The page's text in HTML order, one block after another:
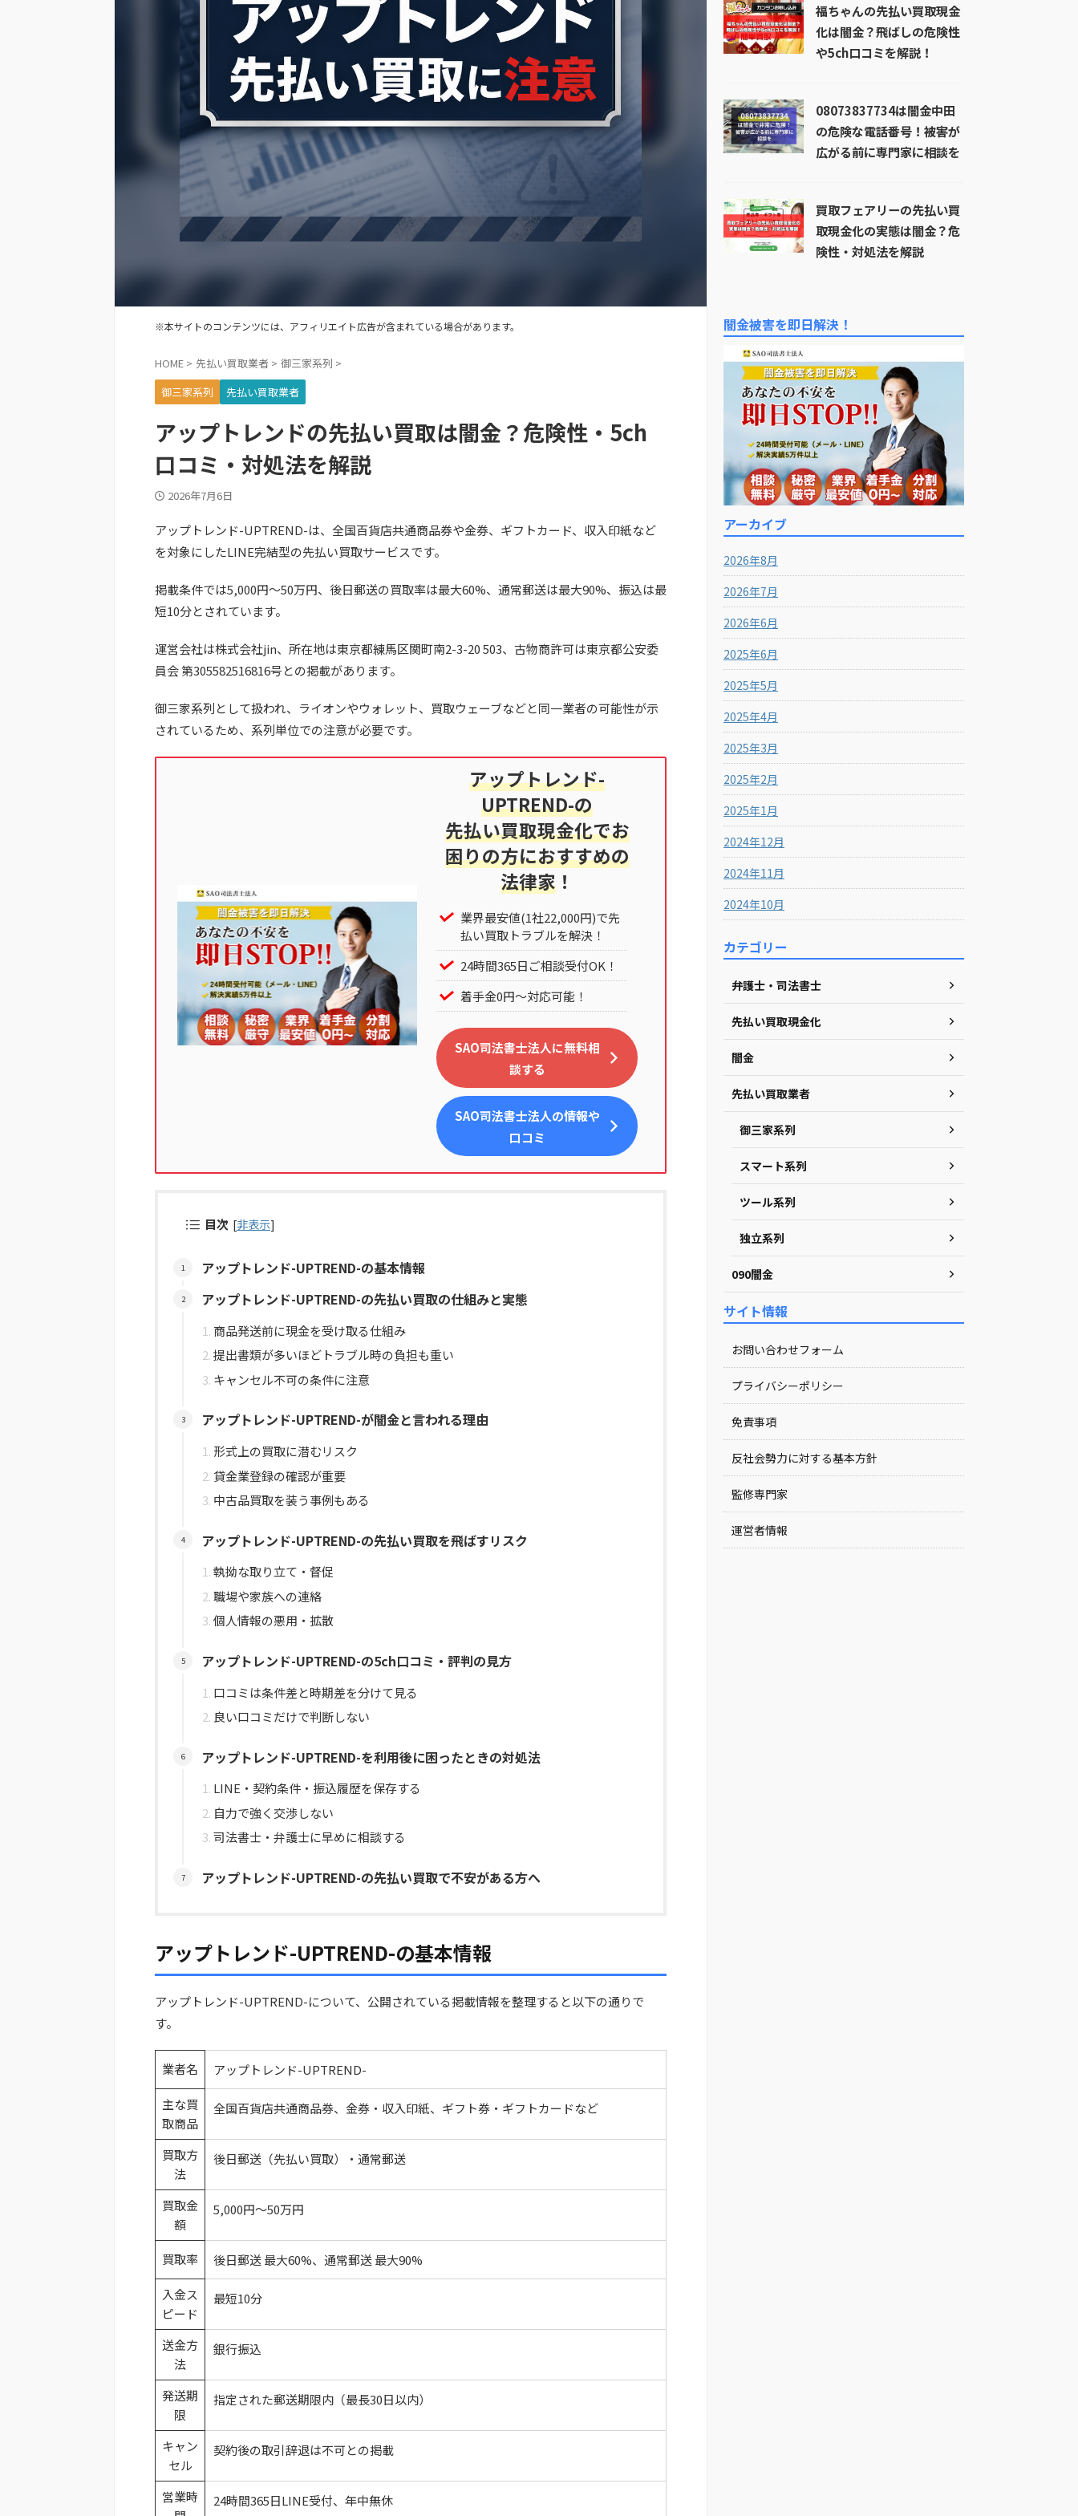
※本サイトのコンテンツには、アフィリエイト広告が含まれている場合があります。
HOME > 先払い買取業者 > 御三家系列 >
御三家系列
先払い買取業者
アップトレンドの先払い買取は闇金？危険性・5ch
口コミ・対処法を解説
2026年7月6日
アップトレンド-UPTREND-は、全国百貨店共通商品券や金券、ギフトカード、収入印紙など
を対象にしたLINE完結型の先払い買取サービスです。
掲載条件では5,000円～50万円、後日郵送の買取率は最大60%、通常郵送は最大90%、振込は最
短10分とされています。
運営会社は株式会社jin、所在地は東京都練馬区関町南2-3-20 503、古物商許可は東京都公安委
員会 第305582516816号との掲載があります。
御三家系列として扱われ、ライオンやウォレット、買取ウェーブなどと同一業者の可能性が示
されているため、系列単位での注意が必要です。
アップトレンド-
UPTREND-の
先払い買取現金化でお
困りの方におすすめの
法律家！
業界最安値(1社22,000円)で先
払い買取トラブルを解決！
24時間365日ご相談受付OK！
着手金0円～対応可能！
SAO司法書士法人に無料相
談する
SAO司法書士法人の情報や
口コミ
目次 [非表示]
アップトレンド-UPTREND-の基本情報
アップトレンド-UPTREND-の先払い買取の仕組みと実態
商品発送前に現金を受け取る仕組み
提出書類が多いほどトラブル時の負担も重い
キャンセル不可の条件に注意
アップトレンド-UPTREND-が闇金と言われる理由
形式上の買取に潜むリスク
貸金業登録の確認が重要
中古品買取を装う事例もある
アップトレンド-UPTREND-の先払い買取を飛ばすリスク
執拗な取り立て・督促
職場や家族への連絡
個人情報の悪用・拡散
アップトレンド-UPTREND-の5ch口コミ・評判の見方
口コミは条件差と時期差を分けて見る
良い口コミだけで判断しない
アップトレンド-UPTREND-を利用後に困ったときの対処法
LINE・契約条件・振込履歴を保存する
自力で強く交渉しない
司法書士・弁護士に早めに相談する
アップトレンド-UPTREND-の先払い買取で不安がある方へ
アップトレンド-UPTREND-の基本情報
アップトレンド-UPTREND-について、公開されている掲載情報を整理すると以下の通りで
す。
業者名 アップトレンド-UPTREND-
主な買
取商品
全国百貨店共通商品券、金券・収入印紙、ギフト券・ギフトカードなど
買取方
法
後日郵送（先払い買取）・通常郵送
買取金
額
5,000円～50万円
買取率 後日郵送 最大60%、通常郵送 最大90%
入金ス
ピード
最短10分
送金方
法
銀行振込
発送期
限
指定された郵送期限内（最長30日以内）
キャン
セル
契約後の取引辞退は不可との掲載
営業時
24時間365日LINE受付、年中無休
福ちゃんの先払い買取現金
化は闇金？飛ばしの危険性
や5ch口コミを解説！
08073837734は闇金中田
の危険な電話番号！被害が
広がる前に専門家に相談を
買取フェアリーの先払い買
取現金化の実態は闇金？危
険性・対処法を解説
闇金被害を即日解決！
アーカイブ
2026年8月
2026年7月
2026年6月
2025年6月
2025年5月
2025年4月
2025年3月
2025年2月
2025年1月
2024年12月
2024年11月
2024年10月
カテゴリー
弁護士・司法書士
先払い買取現金化
闇金
先払い買取業者
御三家系列
スマート系列
ツール系列
独立系列
090闇金
サイト情報
お問い合わせフォーム
プライバシーポリシー
免責事項
反社会勢力に対する基本方針
監修専門家
運営者情報